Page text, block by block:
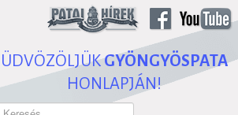
ÜDVÖZÖLJÜKGYÖNGYÖSPATA
HONLAPJÁN!
Keresés...